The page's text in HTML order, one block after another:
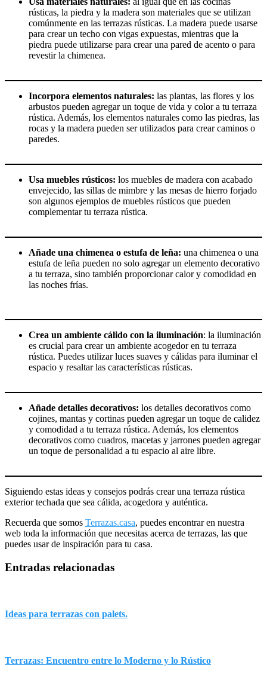
rústicas, la piedra y la madera son materiales que se utilizan
comúnmente en las terrazas rústicas. La madera puede usarse
para crear un techo con vigas expuestas, mientras que la
piedra puede utilizarse para crear una pared de acento o para
revestir la chimenea.
Incorpora elementos naturales: las plantas, las flores y los
arbustos pueden agregar un toque de vida y color a tu terraza
rústica. Además, los elementos naturales como las piedras, las
rocas y la madera pueden ser utilizados para crear caminos o
paredes.
Usa muebles rústicos: los muebles de madera con acabado
envejecido, las sillas de mimbre y las mesas de hierro forjado
son algunos ejemplos de muebles rústicos que pueden
complementar tu terraza rústica.
Añade una chimenea o estufa de leña: una chimenea o una
estufa de leña pueden no solo agregar un elemento decorativo
a tu terraza, sino también proporcionar calor y comodidad en
las noches frías.
Crea un ambiente cálido con la iluminación: la iluminación
es crucial para crear un ambiente acogedor en tu terraza
rústica. Puedes utilizar luces suaves y cálidas para iluminar el
espacio y resaltar las características rústicas.
Añade detalles decorativos: los detalles decorativos como
cojines, mantas y cortinas pueden agregar un toque de calidez
y comodidad a tu terraza rústica. Además, los elementos
decorativos como cuadros, macetas y jarrones pueden agregar
un toque de personalidad a tu espacio al aire libre.
Siguiendo estas ideas y consejos podrás crear una terraza rústica
exterior techada que sea cálida, acogedora y auténtica.
Recuerda que somos Terrazas.casa, puedes encontrar en nuestra
web toda la información que necesitas acerca de terrazas, las que
puedes usar de inspiración para tu casa.
Entradas relacionadas
Ideas para terrazas con palets.
Terrazas: Encuentro entre lo Moderno y lo Rústico